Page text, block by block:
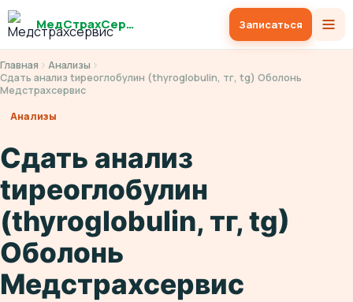
МедСтрахСервис Записаться
Главная
Анализы
Сдать анализ tиреоглобулин (thyroglobulin, тг, tg) Оболонь
Медстрахсервис
Анализы
Сдать анализ
tиреоглобулин
(thyroglobulin, тг, tg)
Оболонь
Медстрахсервис